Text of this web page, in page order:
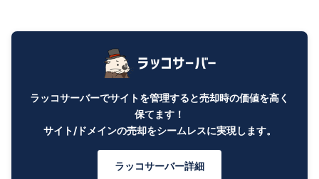
ラッコサーバーでサイトを管理すると売却時の価値を高く
保てます！
サイト/ドメインの売却をシームレスに実現します。
ラッコサーバー詳細